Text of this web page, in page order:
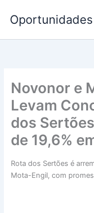
para
conteúdo
Oportunidades
Novonor e
Levam
dos
de 19,6%
Rota dos Sertões é
Mota-Engil, com